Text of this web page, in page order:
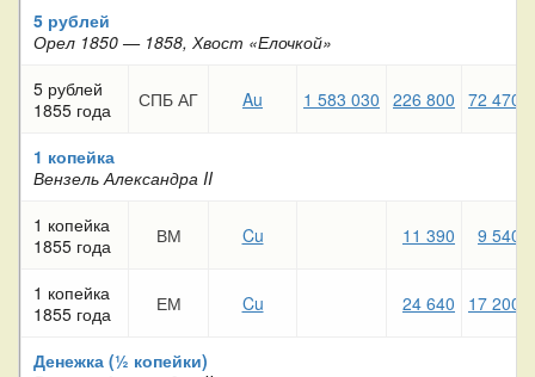
5 рублей
Орел 1850 — 1858, Хвост «Елочкой»
5 рублей
1855 года
СПБ АГ Au 1 583 030 226 800 72 470
1 копейка
Вензель Александра II
1 копейка
1855 года
ВМ Cu 11 390 9 540
1 копейка
1855 года
ЕМ Cu 24 640 17 200
Денежка (½ копейки)